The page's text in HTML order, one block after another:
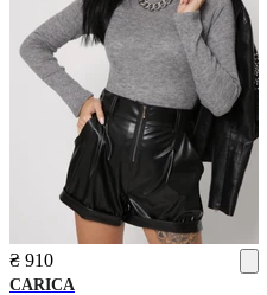
₴ 910
CARICA